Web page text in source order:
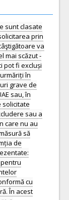
sunt clasate
prin
va
mai scăzut -
pot fi excluși
în
grave de
sau, în
solicitate
sau a
care nu au
să
de
cu
În acest